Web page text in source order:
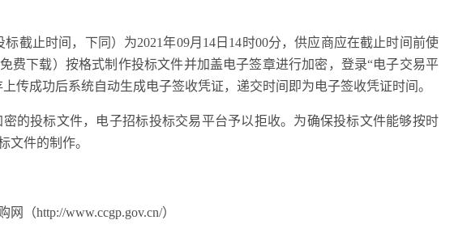
截止时间，下同）为2021年09月 14 日 14时00分，供应商应在截止时间前使
费下载）按格式制作投标文件并加盖电子签章进行加密，登录“电子交易平
传成功后系统自动生成电子签收凭证，递交时间即为电子签收凭证时间。
的投标文件，电子招标投标交易平台予以拒收。为确保投标文件能够按时
文件的制作。
网（http://www.ccgp.gov.cn/）